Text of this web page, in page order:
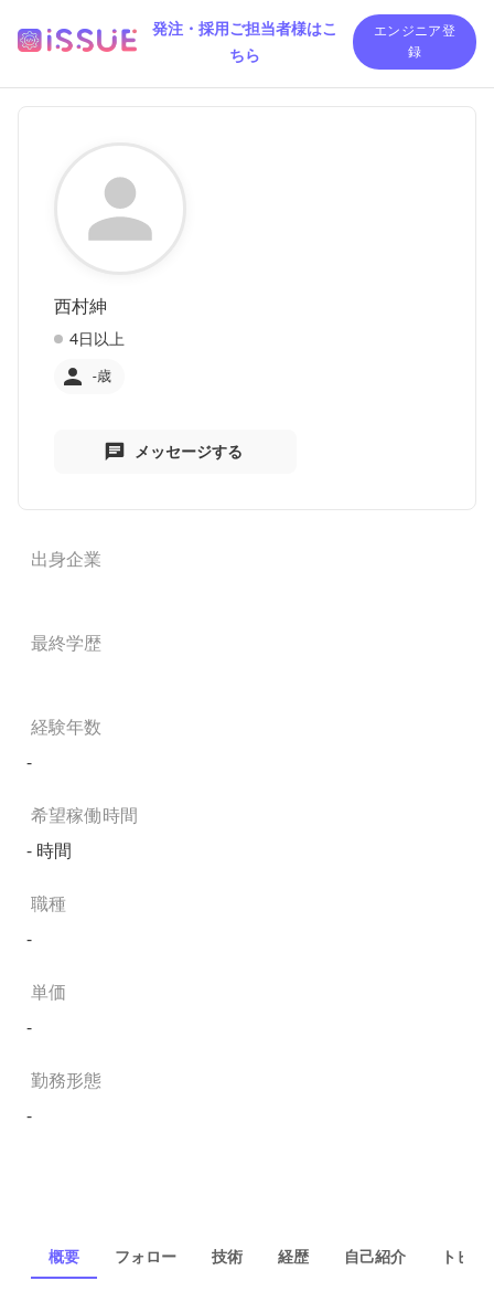
発注・採用ご担当者様はこ
ちら
エンジニア登
録
西村紳
4日以上
-歳
メッセージする
出身企業
最終学歴
経験年数
-
希望稼働時間
- 時間
職種
-
単価
-
勤務形態
-
概要 フォロー 技術 経歴 自己紹介 トピッ